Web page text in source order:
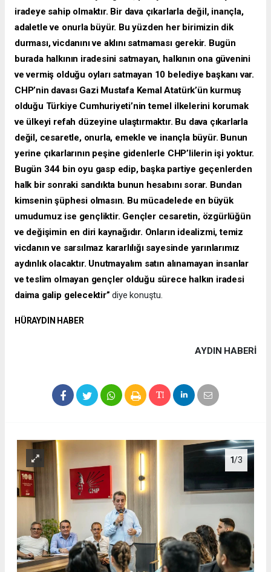
iradeye sahip olmaktır. Bir dava çıkarlarla değil, inançla,
adaletle ve onurla büyür. Bu yüzden her birimizin dik
durması, vicdanını ve aklını satmaması gerekir. Bugün
burada halkının iradesini satmayan, halkının ona güvenini
ve vermiş olduğu oyları satmayan 10 belediye başkanı var.
CHP’nin davası Gazi Mustafa Kemal Atatürk’ün kurmuş
olduğu Türkiye Cumhuriyeti’nin temel ilkelerini korumak
ve ülkeyi refah düzeyine ulaştırmaktır. Bu dava çıkarlarla
değil, cesaretle, onurla, emekle ve inançla büyür. Bunun
yerine çıkarlarının peşine gidenlerle CHP’lilerin işi yoktur.
Bugün 344 bin oyu gasp edip, başka partiye geçenlerden
halk bir sonraki sandıkta bunun hesabını sorar. Bundan
kimsenin şüphesi olmasın. Bu mücadelede en büyük
umudumuz ise gençliktir. Gençler cesaretin, özgürlüğün
ve değişimin en diri kaynağıdır. Onların idealizmi, temiz
vicdanın ve sarsılmaz kararlılığı sayesinde yarınlarımız
aydınlık olacaktır. Unutmayalım satın alınamayan insanlar
ve teslim olmayan gençler olduğu sürece halkın iradesi
daima galip gelecektir” diye konuştu.
HÜRAYDIN HABER
AYDIN HABERİ
1/3